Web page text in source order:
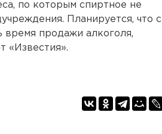
по которым спиртное не
Планируется, что с
продажи алкоголя,
«Известия».